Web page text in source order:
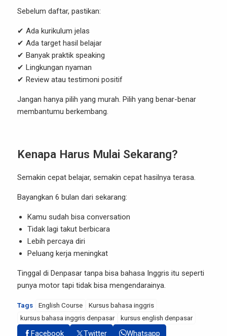
Sebelum daftar, pastikan:
✔ Ada kurikulum jelas
✔ Ada target hasil belajar
✔ Banyak praktik speaking
✔ Lingkungan nyaman
✔ Review atau testimoni positif
Jangan hanya pilih yang murah. Pilih yang benar-benar
membantumu berkembang.
Kenapa Harus Mulai Sekarang?
Semakin cepat belajar, semakin cepat hasilnya terasa.
Bayangkan 6 bulan dari sekarang:
Kamu sudah bisa conversation
Tidak lagi takut berbicara
Lebih percaya diri
Peluang kerja meningkat
Tinggal di Denpasar tanpa bisa bahasa Inggris itu seperti
punya motor tapi tidak bisa mengendarainya.
Tags English Course
Kursus bahasa inggris
kursus bahasa inggris denpasar
kursus english denpasar
Facebook Twitter
Whatsapp